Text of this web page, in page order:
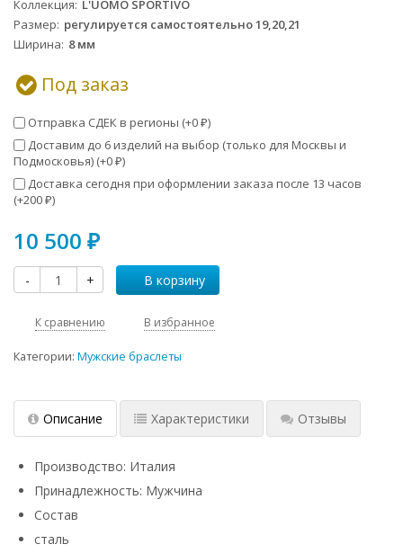
Коллекция L'UOMO SPORTIVO
Размер регулируется самостоятельно 19,20,21
Ширина 8 мм
Под заказ
Отправка СДЕК в регионы (+0 ₽)
Доставим до 6 изделий на выбор (только для Москвы и
Подмосковья) (+0 ₽)
Доставка сегодня при оформлении заказа после 13 часов
(+200 ₽)
10 500 ₽
- + В корзину
К сравнению В избранное
Категории: Мужские браслеты
Описание Характеристики Отзывы
Производство: Италия
Принадлежность: Мужчина
Состав
сталь